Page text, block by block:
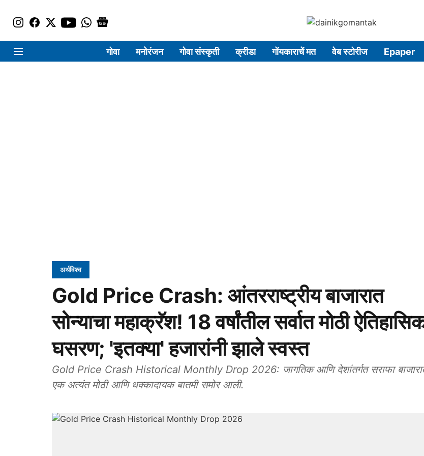
गोवा मनोरंजन गोवा संस्कृती क्रीडा गोंयकाराचें मत वेब स्टोरीज Epaper
अर्थविश्व
Gold Price Crash: आंतरराष्ट्रीय बाजारात
सोन्याचा महाक्रॅश! 18 वर्षांतील सर्वात मोठी
घसरण; 'इतक्या' हजारांनी झाले स्वस्त
Gold Price Crash Historical Monthly Drop 2026: जागतिक आणि देशांतर्गत सराफा
एक अत्यंत मोठी आणि धक्कादायक बातमी समोर आली.